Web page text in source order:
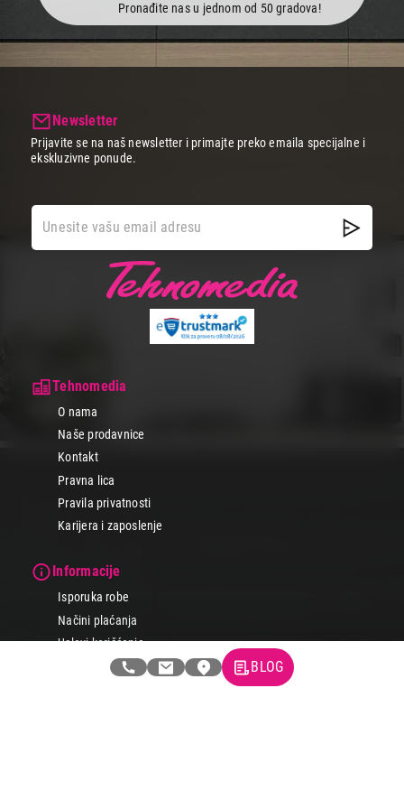
Pronađite nas u jednom od 50 gradova!
Tehnomedia
O nama
Naše prodavnice
Kontakt
Pravna lica
Pravila privatnosti
Karijera i zaposlenje
Informacije
Isporuka robe
Načini plaćanja
Uslovi korišćenja
Tax Free kupovina
Newsletter
Prijavite se na naš newsletter i primajte preko emaila specijalne i
ekskluzivne ponude.
BLOG